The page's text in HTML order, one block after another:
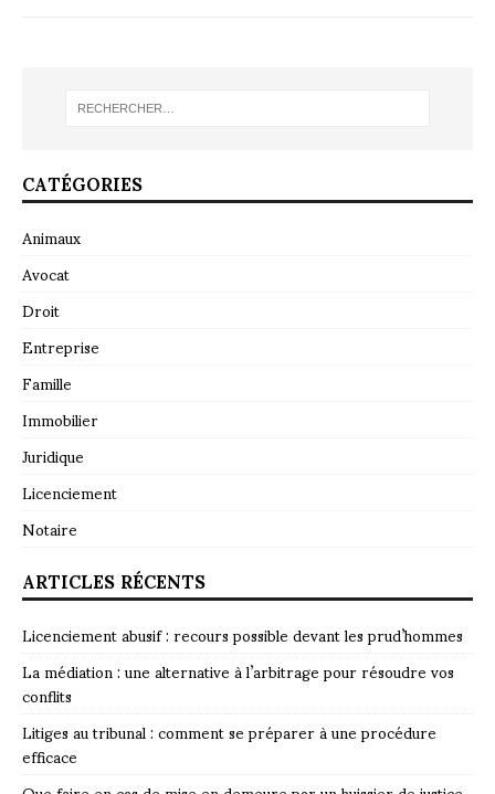
CATÉGORIES
Animaux
Avocat
Droit
Entreprise
Famille
Immobilier
Juridique
Licenciement
Notaire
ARTICLES RÉCENTS
Licenciement abusif : recours possible devant les prud’hommes
La médiation : une alternative à l’arbitrage pour résoudre vos
conflits
Litiges au tribunal : comment se préparer à une procédure
efficace